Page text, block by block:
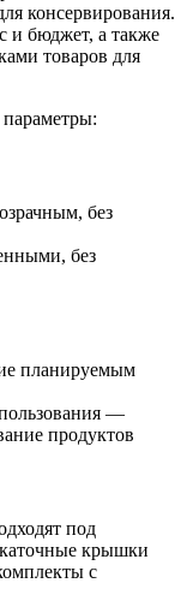
консервирования.
и бюджет, а также
товаров для
без
без
планируемым
—
продуктов
под
крышки
с